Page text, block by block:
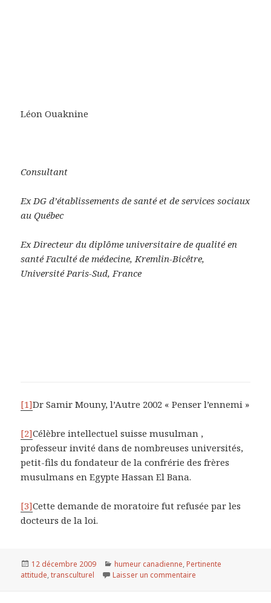
Léon Ouaknine
Consultant
Ex DG d’établissements de santé et de services sociaux
au Québec
Ex Directeur du diplôme universitaire de qualité en
santé Faculté de médecine, Kremlin-Bicêtre,
Université Paris-Sud, France
[1]Dr Samir Mouny, l’Autre 2002 « Penser l’ennemi »
[2]Célèbre intellectuel suisse musulman ,
professeur invité dans de nombreuses universités,
petit-fils du fondateur de la confrérie des frères
musulmans en Egypte Hassan El Bana.
[3]Cette demande de moratoire fut refusée par les
docteurs de la loi.
Publié
le
12 décembre 2009 Catégories
humeur canadienne,Pertinente
attitude,transculturel Laisser un commentaire